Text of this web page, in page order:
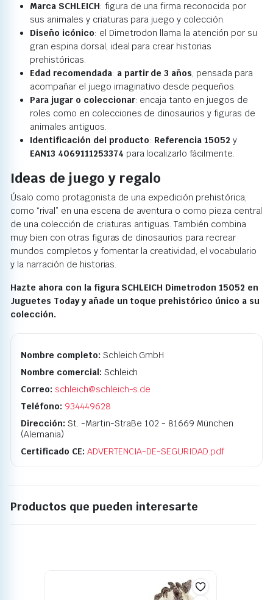
Marca SCHLEICH: figura de una firma reconocida por
sus animales y criaturas para juego y colección.
Diseño icónico: el Dimetrodon llama la atención por su
gran espina dorsal, ideal para crear historias
prehistóricas.
Edad recomendada: a partir de 3 años, pensada para
acompañar el juego imaginativo desde pequeños.
Para jugar o coleccionar: encaja tanto en juegos de
roles como en colecciones de dinosaurios y figuras de
animales antiguos.
Identificación del producto: Referencia 15052 y
EAN13 4069111253374 para localizarlo fácilmente.
Ideas de juego y regalo
Úsalo como protagonista de una expedición prehistórica,
como “rival” en una escena de aventura o como pieza central
de una colección de criaturas antiguas. También combina
muy bien con otras figuras de dinosaurios para recrear
mundos completos y fomentar la creatividad, el vocabulario
y la narración de historias.
Hazte ahora con la figura SCHLEICH Dimetrodon 15052 en
Juguetes Today y añade un toque prehistórico único a su
colección.
Nombre completo: Schleich GmbH
Nombre comercial: Schleich
Correo: schleich@schleich-s.de
Teléfono: 934449628
Dirección: St. -Martin-StraBe 102 - 81669 München
(Alemania)
Certificado CE: ADVERTENCIA-DE-SEGURIDAD.pdf
Productos que pueden interesarte